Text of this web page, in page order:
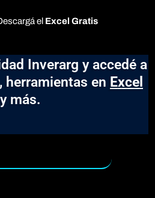
el Excel Gratis
Inverarg y accedé a
, herramientas en Excel
y más.